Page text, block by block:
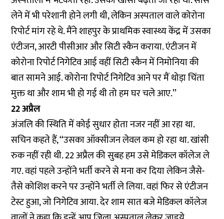
लेने में भी परेशानी होने लगी थी, लेकिन अस्पताल वाले कोरोना
रिपोर्ट मांग रहे थे. मैंने शाहपुर के प्राथमिक स्वास्थ्य केंद्र में उसका
एंटीजन, आरटी पीसीआर और सिटी स्कैन कराया. एंटीजन में
कोरोना रिपोर्ट निगेटिव आई वहीं सिटी स्कैन में निमोनिया की
बात सामने आई. कोरोना रिपोर्ट निगेटिव आने पर मैं थोड़ा चिंता
मुक्त था और शाम भी हो गई थी तो हम घर चले आए.’’
22 अप्रैल
अंजलि की स्थिति में कोई सुधार होता नजर नहीं आ रहा था.
सचिन कहते हैं, ‘‘उसका ऑक्सीजन लेवल कम हो रहा था. खांसी
रुक नहीं रही थी. 22 अप्रैल की सुबह हम उसे मेडिकल कॉलेज ले
गए. वहां पहले उन्होंने भर्ती करने से मना कर दिया लेकिन जैसे-
तैसे कोशिश करने पर उन्होंने भर्ती ले लिया. वहां फिर से एंटीजन
टेस्ट हुआ, जो निगेटिव आया. देर शाम सात बजे मेडिकल कॉलेज